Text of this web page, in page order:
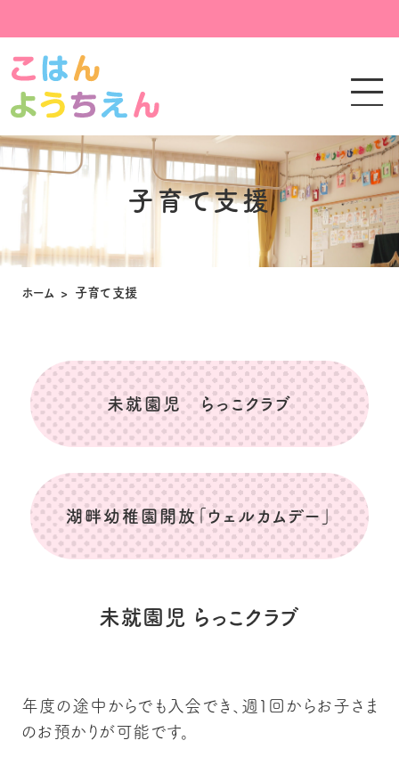
子育て支援
ホーム > 子育て支援
未就園児 らっこクラブ
湖畔幼稚園開放「ウェルカムデー」
未就園児 らっこクラブ
年度の途中からでも入会でき、週１回からお子さま
のお預かりが可能です。